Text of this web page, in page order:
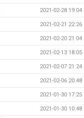
2021-02-28 19:04
2021-02-21 22:26
2021-02-20 21:04
2021-02-13 18:05
2021-02-07 21:24
2021-02-06 20:48
2021-01-30 17:25
2021-01-30 10:48